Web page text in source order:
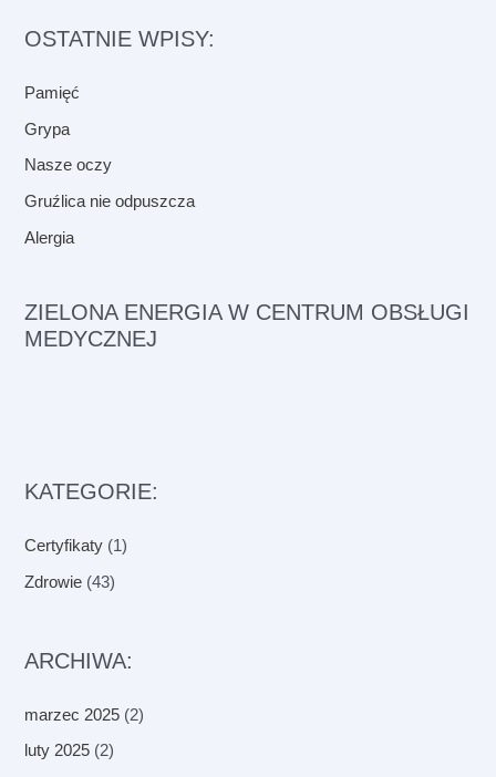
OSTATNIE WPISY:
Pamięć
Grypa
Nasze oczy
Gruźlica nie odpuszcza
Alergia
ZIELONA ENERGIA W CENTRUM OBSŁUGI
MEDYCZNEJ
KATEGORIE:
Certyfikaty (1)
Zdrowie (43)
ARCHIWA:
marzec 2025 (2)
luty 2025 (2)